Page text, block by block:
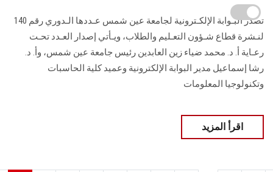
تصدر البـوابة الإلكـترونية لجامعة عين شمس عـددها الـدوري رقم 140
لنـشرة قطاع شـؤون التعـليم ‏والطلاب‎، ويـأتي إصدار العـدد تحـت
رعـاية أ. د. محمد ضياء زين العابدين رئيس جامعة عين شمس، وأ. د.
‏رشا إسماعيل مدير البوابة الإلكترونية وعميد كلية الحاسبات
وتكنولوجيا المعلومات
اقرأ المزيد